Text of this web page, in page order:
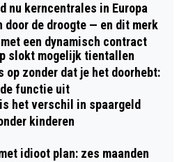
nu kerncentrales in Europa
de droogte — en dit merk
een dynamisch contract
slokt mogelijk tientallen
op zonder dat je het doorhebt:
functie uit
het verschil in spaargeld
kinderen
idioot plan: zes maanden